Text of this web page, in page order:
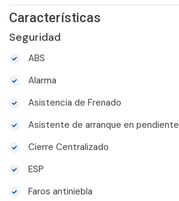
Características
Seguridad
ABS
Alarma
Asistencia de Frenado
Asistente de arranque en pendiente
Cierre Centralizado
ESP
Faros antiniebla